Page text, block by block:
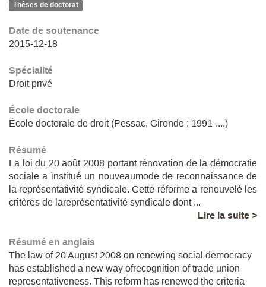
Thèses de doctorat
Date de soutenance
2015-12-18
Spécialité
Droit privé
École doctorale
École doctorale de droit (Pessac, Gironde ; 1991-....)
Résumé
La loi du 20 août 2008 portant rénovation de la démocratie
sociale a institué un nouveaumode de reconnaissance de
la représentativité syndicale. Cette réforme a renouvelé les
critères de lareprésentativité syndicale dont ...
Lire la suite >
Résumé en anglais
The law of 20 August 2008 on renewing social democracy
has established a new way ofrecognition of trade union
representativeness. This reform has renewed the criteria